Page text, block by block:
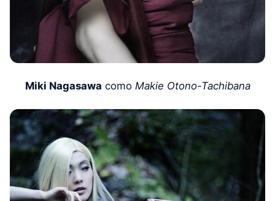
Miki Nagasawa como Makie Otono-Tachibana